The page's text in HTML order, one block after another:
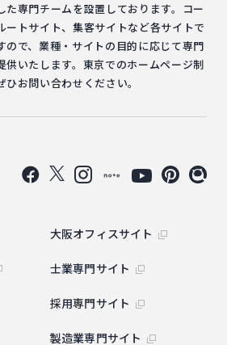
た専門チームを設置しております。コー
ートサイト、集客サイトなど各サイトで
ので、業種・サイトの目的に応じて専門
供いたします。東京でのホームページ制
お問い合わせください。
大阪オフィスサイト
士業専門サイト
採用専門サイト
製造業専門サイト